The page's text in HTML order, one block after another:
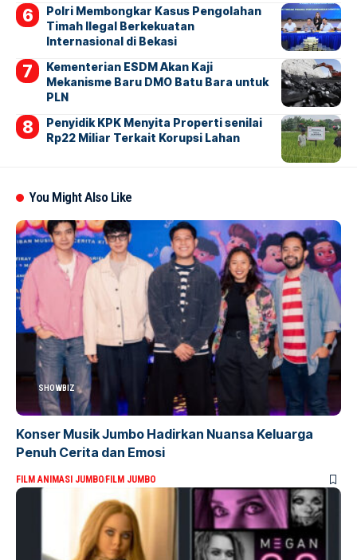
Polri Membongkar Kasus Pengolahan
Timah Ilegal Berkekuatan
Internasional di Bekasi
Kementerian ESDM Akan Kaji
Mekanisme Baru DMO Batu Bara untuk
PLN
Penyidik KPK Menyita Properti senilai
Rp22 Miliar Terkait Korupsi Lahan
You Might Also Like
SHOWBIZ
Konser Musik Jumbo Hadirkan Nuansa Keluarga
Penuh Cerita dan Emosi
FILM ANIMASI JUMBOFILM JUMBO